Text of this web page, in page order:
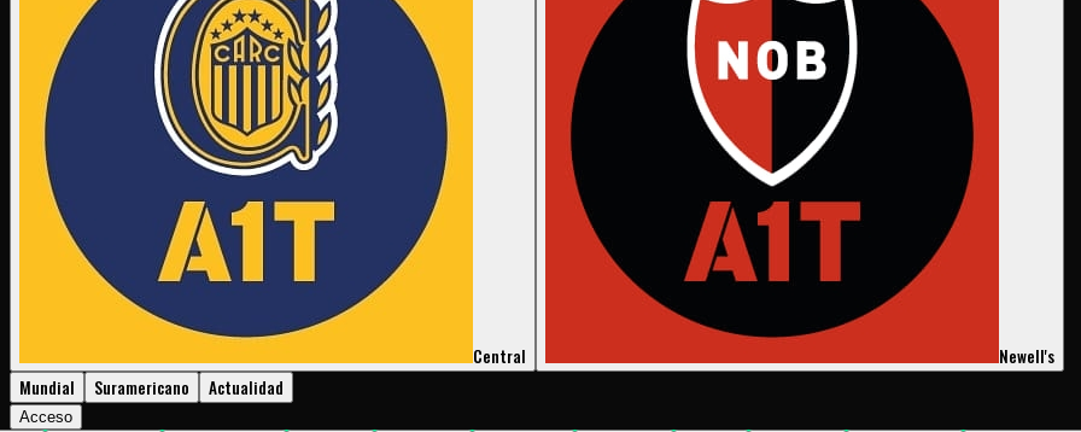
Central
Newell's
Mundial
Suramericano Actualidad
Acceso